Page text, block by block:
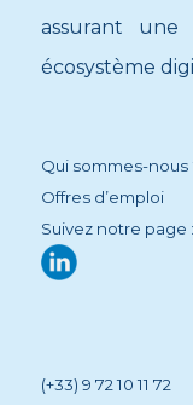
assurant une
écosystème
Qui sommes-nous
Offres d’emploi
Suivez notre page :
(+33) 9 72 10 11 72